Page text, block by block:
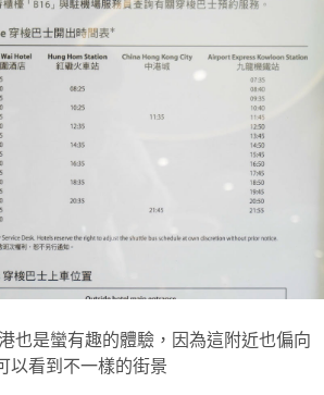
也是蠻有趣的體驗，因為這附近也偏向
以看到不一樣的街景